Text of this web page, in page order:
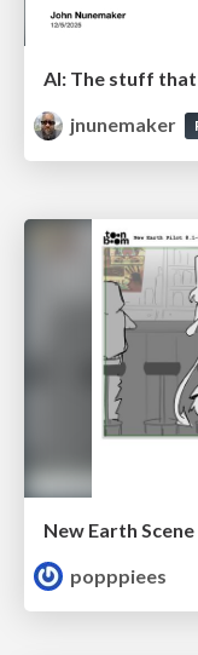
AI: The stuff
jnunemaker
New Earth Scene
popppiees